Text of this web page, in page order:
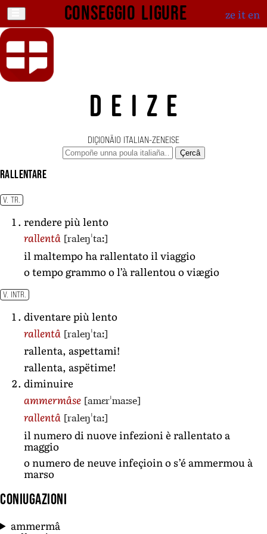
Conseggio ligure ze iten
DEIZE
DIÇIONÄIO ITALIAN-ZENEISE
Çercâ
rallentare
V. TR.
rendere più lento
rallentâ [raleŋˈtaː]
il maltempo ha rallentato il viaggio
o tempo grammo o l’à rallentou o viægio
V. INTR.
diventare più lento
rallentâ [raleŋˈtaː]
rallenta, aspettami!
rallenta, aspëtime!
diminuire
ammermâse [amɛrˈmaːse]
rallentâ [raleŋˈtaː]
il numero di nuove infezioni è rallentato a
maggio
o numero de neuve infeçioin o s’é ammermou à
marso
Coniugazioni
ammermâ